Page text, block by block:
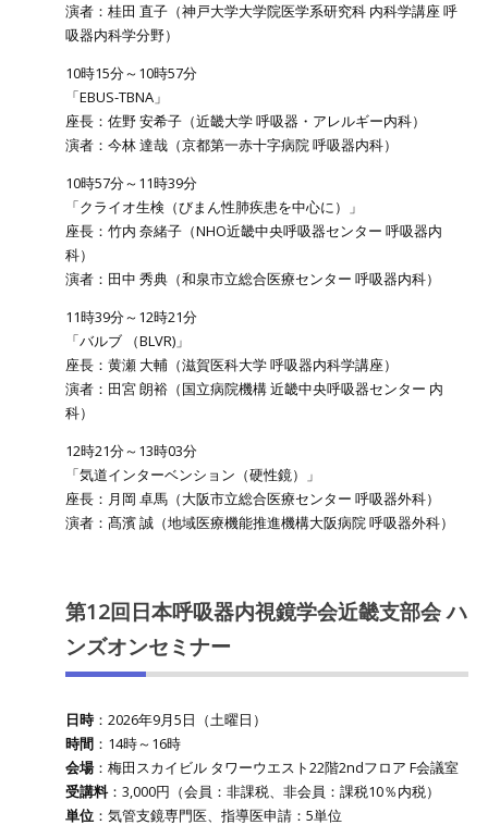
演者：桂田 直子（神戸大学大学院医学系研究科 内科学講座 呼
吸器内科学分野）
10時15分～10時57分
「EBUS-TBNA」
座長：佐野 安希子（近畿大学 呼吸器・アレルギー内科）
演者：今林 達哉（京都第一赤十字病院 呼吸器内科）
10時57分～11時39分
「クライオ生検（びまん性肺疾患を中心に）」
座長：竹内 奈緒子（NHO近畿中央呼吸器センター 呼吸器内
科）
演者：田中 秀典（和泉市立総合医療センター 呼吸器内科）
11時39分～12時21分
「バルブ （BLVR)」
座長：黄瀬 大輔（滋賀医科大学 呼吸器内科学講座）
演者：田宮 朗裕（国立病院機構 近畿中央呼吸器センター 内
科）
12時21分～13時03分
「気道インターベンション（硬性鏡）」
座長：月岡 卓馬（大阪市立総合医療センター 呼吸器外科）
演者：髙濱 誠（地域医療機能推進機構大阪病院 呼吸器外科）
第12回日本呼吸器内視鏡学会近畿支部会 ハ
ンズオンセミナー
日時：2026年9月5日（土曜日）
時間 ：14時～16時
会場：梅田スカイビル タワーウエスト22階2ndフロア F会議室
受講料：3,000円（会員：非課税、非会員：課税10％内税）
単位 ：気管支鏡専門医、指導医申請：5単位